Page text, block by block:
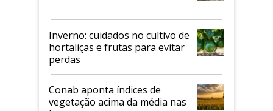
Inverno: cuidados no cultivo de
hortaliças e frutas para evitar
perdas
Conab aponta índices de
vegetação acima da média nas